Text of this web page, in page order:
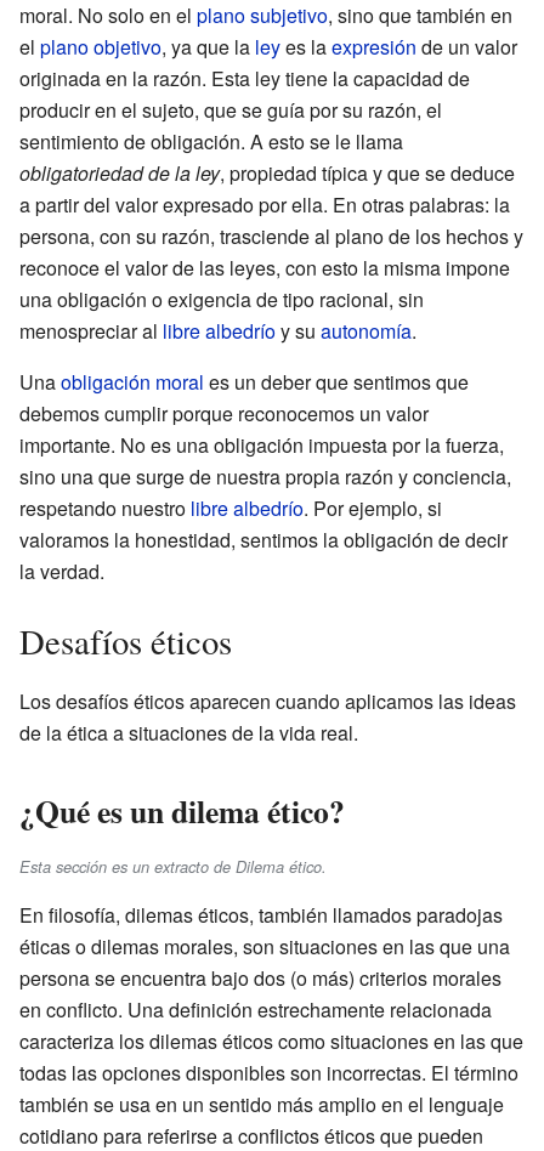
moral. No solo en el plano subjetivo, sino que también en
el plano objetivo, ya que la leyes laexpresión de un valor
originada en la razón. Esta ley tiene la capacidad de
producir en el sujeto, que se guía por su razón, el
sentimiento de obligación. A esto se le llama
obligatoriedad de la ley, propiedad típica y que se deduce
a partir del valor expresado por ella. En otras palabras: la
persona, con su razón, trasciende al plano de los hechos y
reconoce el valor de las leyes, con esto la misma impone
una obligación o exigencia de tipo racional, sin
menospreciar al libre albedríoy su autonomía.
Unaobligación moral es un deber que sentimos que
debemos cumplir porque reconocemos un valor
importante. No es una obligación impuesta por la fuerza,
sino una que surge de nuestra propia razón y conciencia,
respetando nuestro libre albedrío. Por ejemplo, si
valoramos la honestidad, sentimos la obligación de decir
la verdad.
Desafíos éticos
Los desafíos éticos aparecen cuando aplicamos las ideas
de la ética a situaciones de la vida real.
¿Qué es un dilema ético?
Esta sección es un extracto de Dilema ético.
En filosofía, dilemas éticos, también llamados paradojas
éticas o dilemas morales, son situaciones en las que una
persona se encuentra bajo dos (o más) criterios morales
en conflicto. Una definición estrechamente relacionada
caracteriza los dilemas éticos como situaciones en las que
todas las opciones disponibles son incorrectas. El término
también se usa en un sentido más amplio en el lenguaje
cotidiano para referirse a conflictos éticos que pueden